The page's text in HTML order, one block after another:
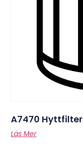
A7470 Hyttfilter
Läs Mer